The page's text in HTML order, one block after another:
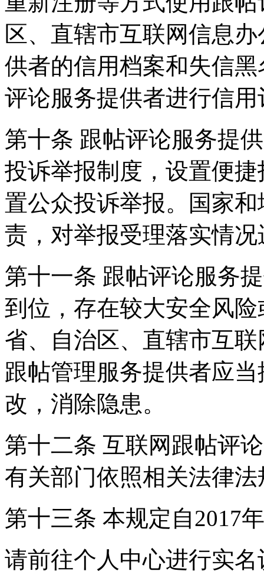
区、直辖市互联网信息
供者的信用档案和失信
评论服务提供者进行信用
第十条 跟帖评论服务提
投诉举报制度，设置便
置公众投诉举报。国家
责，对举报受理落实情
第十一条 跟帖评论服务
到位，存在较大安全风
省、自治区、直辖市互
跟帖管理服务提供者应
改，消除隐患。
第十二条 互联网跟帖评
有关部门依照相关法律
第十三条 本规定自2017
请前往个人中心进行实名